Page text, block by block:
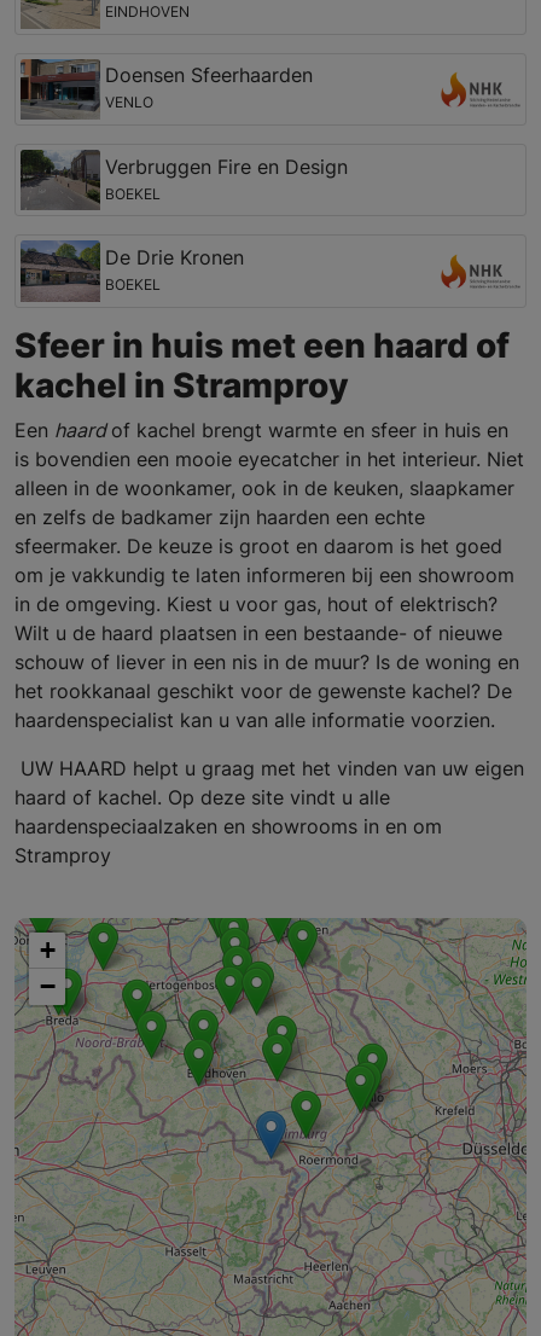
EINDHOVEN
Doensen Sfeerhaarden
VENLO
Verbruggen Fire en Design
BOEKEL
De Drie Kronen
BOEKEL
Sfeer in huis met een haard of
kachel in Stramproy
Een haard of kachel brengt warmte en sfeer in huis en
is bovendien een mooie eyecatcher in het interieur. Niet
alleen in de woonkamer, ook in de keuken, slaapkamer
en zelfs de badkamer zijn haarden een echte
sfeermaker. De keuze is groot en daarom is het goed
om je vakkundig te laten informeren bij een showroom
in de omgeving. Kiest u voor gas, hout of elektrisch?
Wilt u de haard plaatsen in een bestaande- of nieuwe
schouw of liever in een nis in de muur? Is de woning en
het rookkanaal geschikt voor de gewenste kachel? De
haardenspecialist kan u van alle informatie voorzien.
UW HAARD helpt u graag met het vinden van uw eigen
haard of kachel. Op deze site vindt u alle
haardenspeciaalzaken en showrooms in en om
Stramproy
+
−